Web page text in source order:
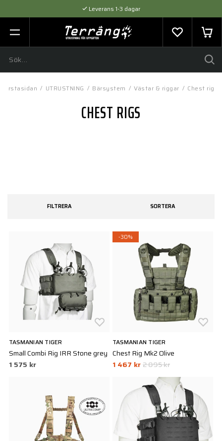
Leverans 1-3 dagar
Flexibel betalning med SVEA
Expertråd & Kvalitetsprodukter
Förstasidan / UTRUSTNING / Bärsystem / Västar & riggar / Chest rigs
CHEST RIGS
FILTRERA SORTERA
TASMANIAN TIGER
Small Combi Rig IRR Stone grey
1 575 kr
-30%
TASMANIAN TIGER
Chest Rig Mk2 Olive
1 467 kr2 095 kr